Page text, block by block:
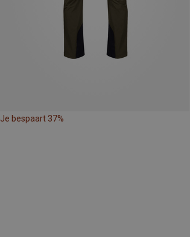
Je bespaart 37%